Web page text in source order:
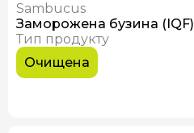
В наявності
Sambucus
Заморожена бузина (IQF)
Тип продукту
Очищена